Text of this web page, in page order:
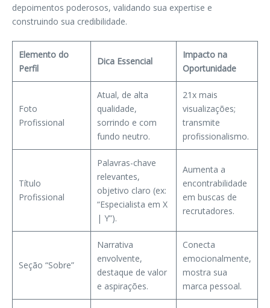
depoimentos poderosos, validando sua expertise e
construindo sua credibilidade.
Elemento do
Perfil
Dica Essencial
Impacto na
Oportunidade
Foto
Profissional
Atual, de alta
qualidade,
sorrindo e com
fundo neutro.
21x mais
visualizações;
transmite
profissionalismo.
Título
Profissional
Palavras-chave
relevantes,
objetivo claro (ex:
“Especialista em X
| Y”).
Aumenta a
encontrabilidade
em buscas de
recrutadores.
Seção “Sobre”
Narrativa
envolvente,
destaque de valor
e aspirações.
Conecta
emocionalmente,
mostra sua
marca pessoal.